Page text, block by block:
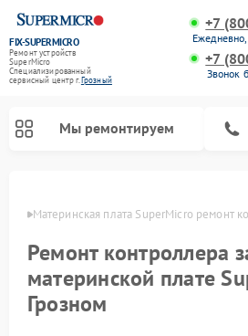
FIX-SUPERMICRO
Ремонт устройств
SuperMicro
Специализированный
cервисный центр г.Грозный
+7
+7
Звонок
Мы ремонтируем
Материнская плата SuperMicro ремонт
Ремонт контроллера
материнской плате
Грозном